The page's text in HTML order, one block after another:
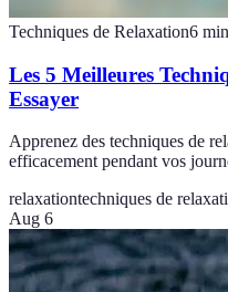
Techniques de Relaxation6 min
Les 5 Meilleures
Essayer
Apprenez des techniques de
efficacement pendant vos
relaxationtechniques de
Aug 6